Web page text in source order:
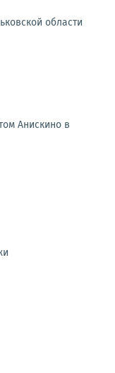
области
Анискино в